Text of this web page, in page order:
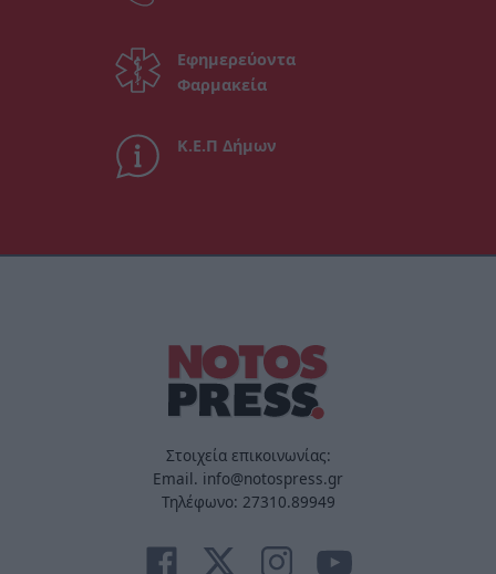
Εφημερεύοντα
Φαρμακεία
Κ.Ε.Π Δήμων
Στοιχεία επικοινωνίας:
Email. info@notospress.gr
Τηλέφωνο: 27310.89949